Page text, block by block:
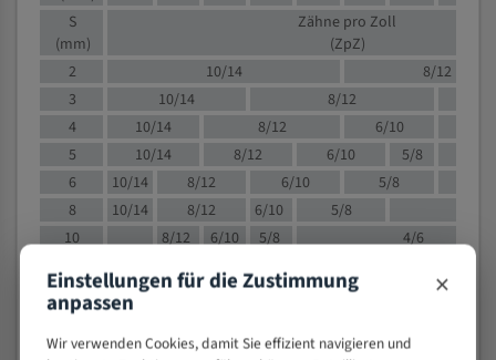
S
(mm)
Zähne pro Zoll
(ZpZ)
2
10/14
8/12
3
10/14 8/12
4
10/14 8/12 6/10
5
10/14 8/12 6/10
5/8
6
10/14 8/12 6/10
5/8
8
10/14 8/12 6/10 5/8
10
8/12 6/10 5/8
4/6
8/12 6/10
15
8/12 6/10
4/5
20
30
4/5
Einstellungen für die Zustimmung
anpassen ×
Wir verwenden Cookies, damit Sie effizient navigieren und